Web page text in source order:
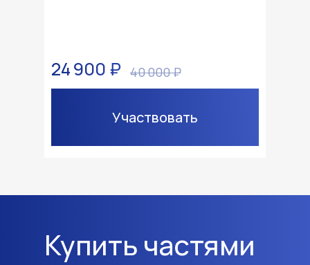
Участвовать
24 900 ₽ 40 000 ₽
Купить частями